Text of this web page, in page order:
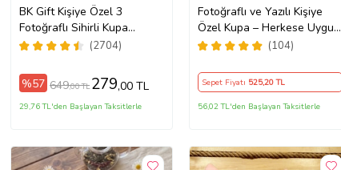
BK Gift Kişiye Özel 3
Fotoğraflı Sihirli Kupa
Bardak, Arkadaşa Hediye,
(2704)
%57 649,00 TL 279,00 TL
29,76 TL'den Başlayan Taksitlerle
Fotoğraflı ve Yazılı Kişiye
Özel Kupa – Herkese Uygun
Anlamlı Hediye Porselen(104)
Sepet Fiyatı 525,20 TL
56,02 TL'den Başlayan Taksitlerle